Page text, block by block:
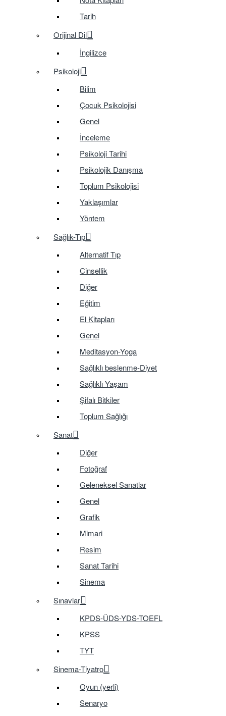
Tarih
Orijinal Dil
İngilizce
Psikoloji
Bilim
Çocuk Psikolojisi
Genel
İnceleme
Psikoloji Tarihi
Psikolojik Danışma
Toplum Psikolojisi
Yaklaşımlar
Yöntem
Sağlık-Tıp
Alternatif Tıp
Cinsellik
Diğer
Eğitim
El Kitapları
Genel
Meditasyon-Yoga
Sağlıklı beslenme-Diyet
Sağlıklı Yaşam
Şifalı Bitkiler
Toplum Sağlığı
Sanat
Diğer
Fotoğraf
Geleneksel Sanatlar
Genel
Grafik
Mimari
Resim
Sanat Tarihi
Sinema
Sınavlar
KPDS-ÜDS-YDS-TOEFL
KPSS
TYT
Sinema-Tiyatro
Oyun (yerli)
Senaryo